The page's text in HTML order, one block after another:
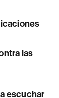
las
escuchar